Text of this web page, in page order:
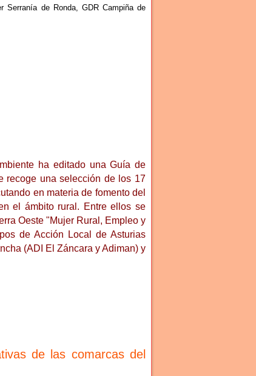
Serranía de Ronda, GDR Campiña de
ha editado una Guía de
recoge una selección de los 17
en materia de fomento del
el ámbito rural. Entre ellos se
Oeste "Mujer Rural, Empleo y
de Acción Local de Asturias
(ADI El Záncara y Adiman) y
de las comarcas del